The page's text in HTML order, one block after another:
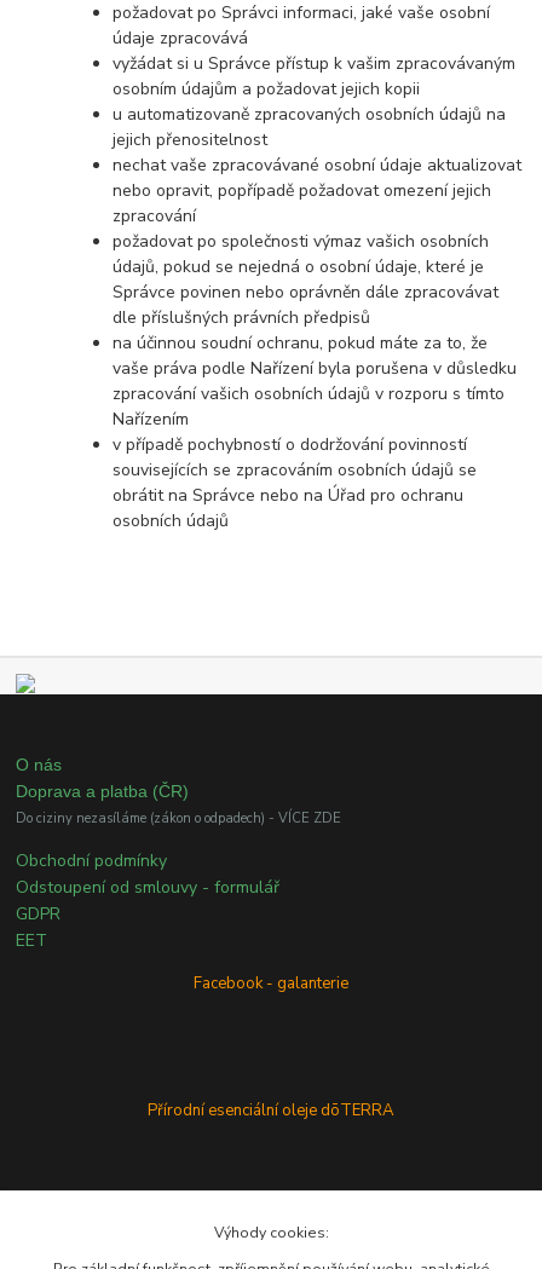
požadovat po Správci informaci, jaké vaše osobní
údaje zpracovává
vyžádat si u Správce přístup k vašim zpracovávaným
osobním údajům a požadovat jejich kopii
u automatizovaně zpracovaných osobních údajů na
jejich přenositelnost
nechat vaše zpracovávané osobní údaje aktualizovat
nebo opravit, popřípadě požadovat omezení jejich
zpracování
požadovat po společnosti výmaz vašich osobních
údajů, pokud se nejedná o osobní údaje, které je
Správce povinen nebo oprávněn dále zpracovávat
dle příslušných právních předpisů
na účinnou soudní ochranu, pokud máte za to, že
vaše práva podle Nařízení byla porušena v důsledku
zpracování vašich osobních údajů v rozporu s tímto
Nařízením
v případě pochybností o dodržování povinností
souvisejících se zpracováním osobních údajů se
obrátit na Správce nebo na Úřad pro ochranu
osobních údajů
O nás
Doprava a platba (ČR)
Do ciziny nezasíláme (zákon o odpadech) - VÍCE ZDE
Obchodní podmínky
Odstoupení od smlouvy - formulář
GDPR
EET
Facebook - galanterie
Přírodní esenciální oleje dōTERRA
Výhody cookies: